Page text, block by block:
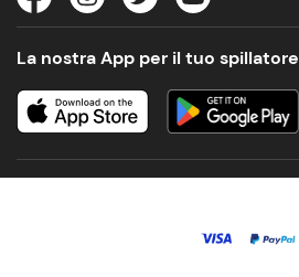
La nostra App per il tuo spillatore